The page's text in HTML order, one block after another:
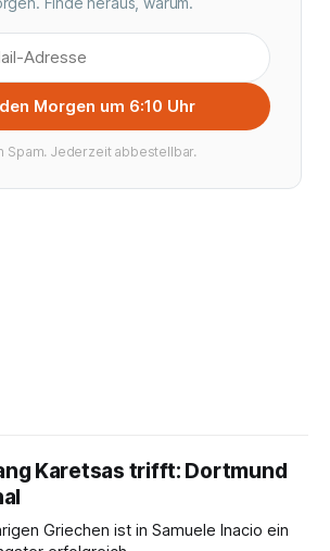
Morgen um 6:10 Uhr
Spam. Jederzeit abbestellbar.
Karetsas trifft: Dortmund
Griechen ist in Samuele Inacio ein